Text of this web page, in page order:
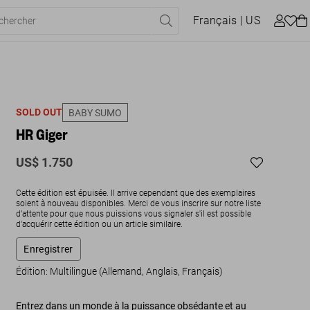
Français | US
SOLD OUT BABY SUMO
HR Giger
US$ 1.750
Cette édition est épuisée. Il arrive cependant que des exemplaires
soient à nouveau disponibles. Merci de vous inscrire sur notre liste
d’attente pour que nous puissions vous signaler s'il est possible
d'acquérir cette édition ou un article similaire.
Enregistrer
Édition: Multilingue (Allemand, Anglais, Français)
Entrez dans un monde à la puissance obsédante et au